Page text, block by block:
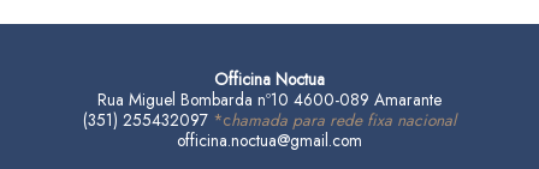
Officina Noctua
Rua Miguel Bombarda nº10 4600-089 Amarante
(351) 255432097 *chamada para rede fixa nacional
officina.noctua@gmail.com